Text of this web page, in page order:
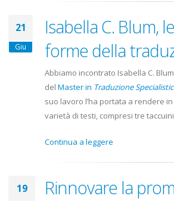
21
Giu
Isabella C. Blum,
forme della
Abbiamo incontrato Isabella C.
del Master in Traduzione
suo lavoro l’ha portata a rendere
varietà di testi, compresi tre
Continua a leggere
19
Rinnovare la